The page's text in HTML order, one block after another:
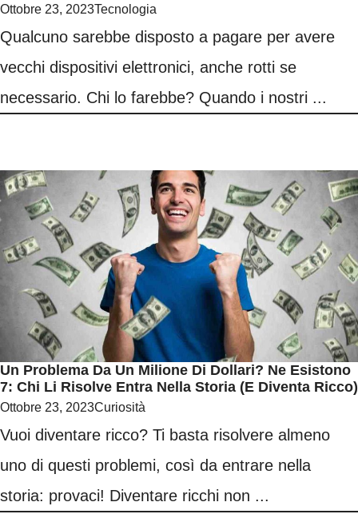
Ottobre 23, 2023Tecnologia
Qualcuno sarebbe disposto a pagare per avere
vecchi dispositivi elettronici, anche rotti se
necessario. Chi lo farebbe? Quando i nostri ...
Un Problema Da Un Milione Di Dollari? Ne Esistono
7: Chi Li Risolve Entra Nella Storia (e Diventa Ricco)
Ottobre 23, 2023Curiosità
Vuoi diventare ricco? Ti basta risolvere almeno
uno di questi problemi, così da entrare nella
storia: provaci! Diventare ricchi non ...